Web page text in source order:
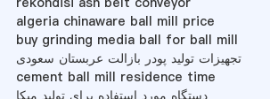
algeria chinaware ball mill price
buy grinding media ball for ball mill
تجهیزات تولید پودر بازالت عربستان سعودی
cement ball mill residence time